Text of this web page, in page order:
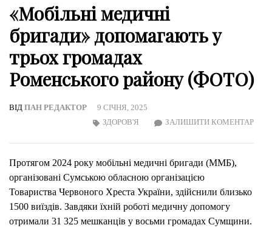
«Мобільні медичні
бригади» допомагають у
трьох громадах
Роменського району (ФОТО)
ВІД ПАН РЕДАКТОР
9 СІЧНЯ, 2025
ЗАЛИШИТИ КОМЕНТАРON
ЗДОРОВ'Я
Протягом 2024 року мобільні медичні бригади (ММБ),
організовані Сумською обласною організацією
Товариства Червоного Хреста України, здійснили близько
1500 виїздів. Завдяки їхній роботі медичну допомогу
отримали 31 325 мешканців у восьми громадах Сумщини.